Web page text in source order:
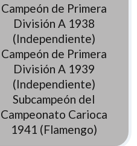
Campeón de Primera
División A 1938
(Independiente)
Campeón de Primera
División A 1939
(Independiente)
Subcampeón del
Campeonato Carioca
1941 (Flamengo)